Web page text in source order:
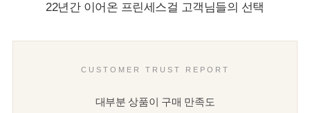
22년간 이어온 프린세스걸 고객님들의 선택
CUSTOMER TRUST REPORT
대부분 상품이 구매 만족도